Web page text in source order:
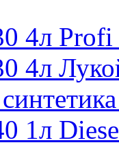
4л
4л
1л